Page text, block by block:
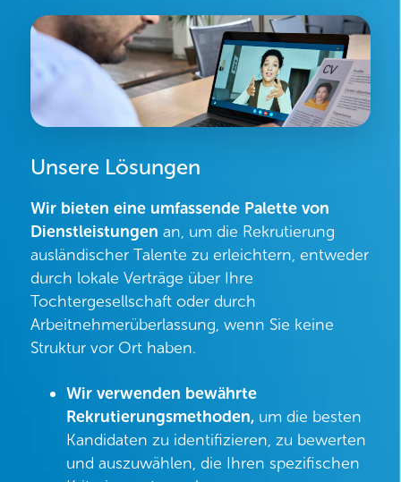
Unsere Lösungen
Wir bieten eine umfassende Palette von
Dienstleistungen an, um die Rekrutierung
ausländischer Talente zu erleichtern, entweder
durch lokale Verträge über Ihre
Tochtergesellschaft oder durch
Arbeitnehmerüberlassung, wenn Sie keine
Struktur vor Ort haben.
Wir verwenden bewährte
Rekrutierungsmethoden,um die besten
Kandidaten zu identifizieren, zu bewerten
und auszuwählen, die Ihren spezifischen